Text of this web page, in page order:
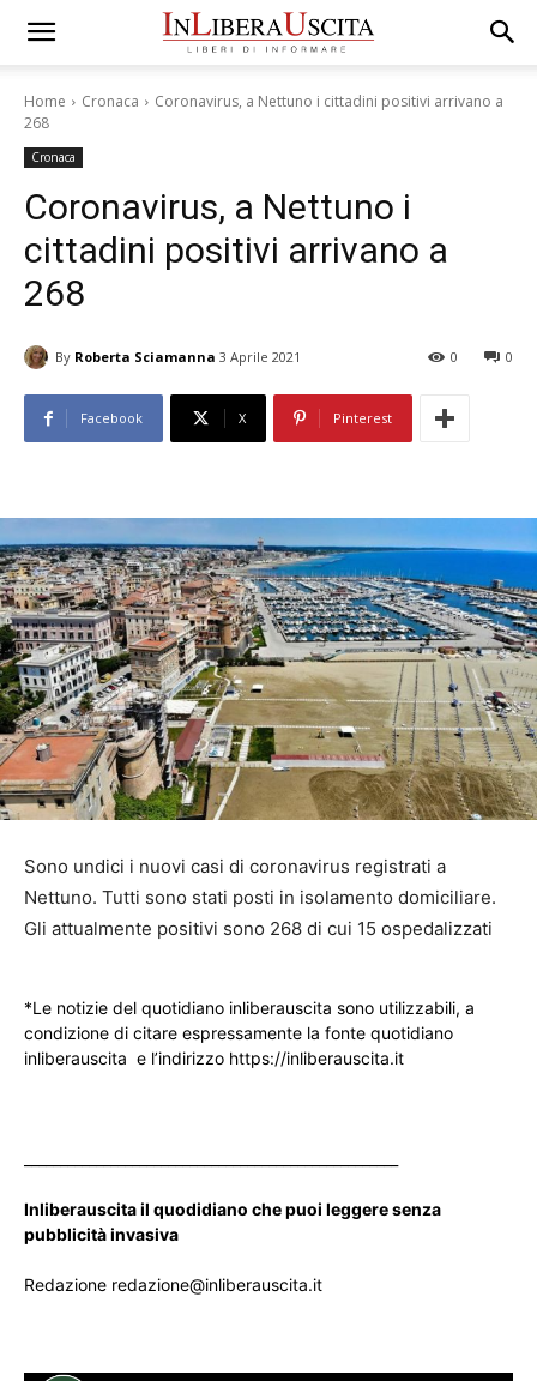
Home Cronaca
Coronavirus, a Nettuno i cittadini positivi arrivano a
268
Cronaca
Coronavirus, a Nettuno i
cittadini positivi arrivano a
268
By Roberta Sciamanna 3 Aprile 2021 0
0
Facebook X Pinterest
Sono undici i nuovi casi di coronavirus registrati a
Nettuno. Tutti sono stati posti in isolamento domiciliare.
Gli attualmente positivi sono 268 di cui 15 ospedalizzati
*Le notizie del quotidiano inliberauscita sono utilizzabili, a
condizione di citare espressamente la fonte quotidiano
inliberauscita e l’indirizzo https://inliberauscita.it
Inliberauscita il quodidiano che puoi leggere senza
pubblicità invasiva
Redazione redazione@inliberauscita.it